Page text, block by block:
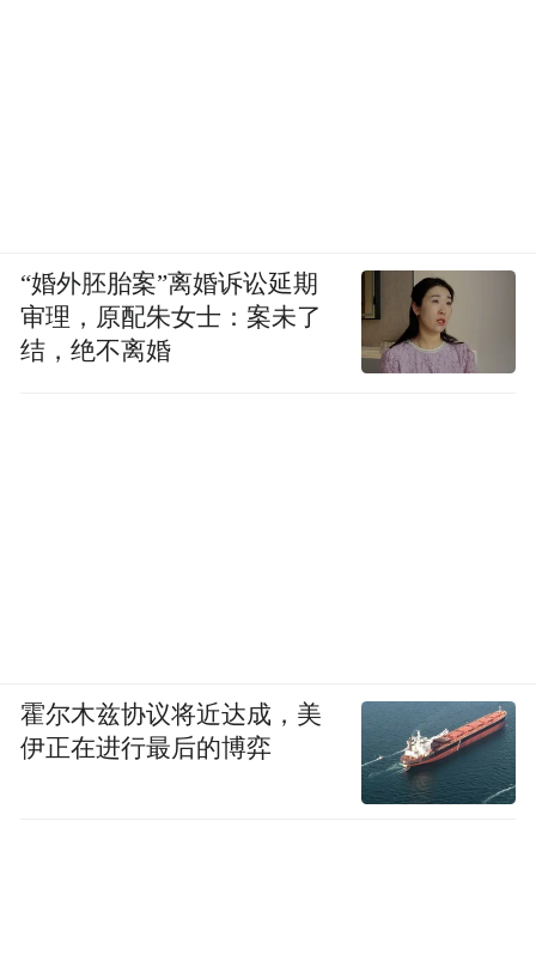
“婚外胚胎案”离婚诉讼延期
审理，原配朱女士：案未了
结，绝不离婚
霍尔木兹协议将近达成，美
伊正在进行最后的博弈